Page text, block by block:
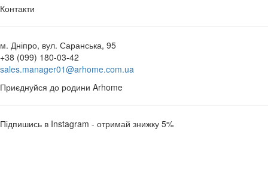
Контакти
м. Дніпро, вул. Саранська, 95
+38 (099) 180-03-42
sales.manager01@arhome.com.ua
Приєднуйся до родини Arhome
Підпишись в Instagram - отримай знижку 5%